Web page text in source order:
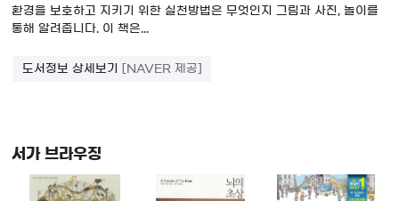
환경을 보호하고 지키기 위한 실천방법은 무엇인지 그림과 사진, 놀이를
통해 알려줍니다. 이 책은...
도서정보 상세보기 [NAVER 제공]
서가 브라우징